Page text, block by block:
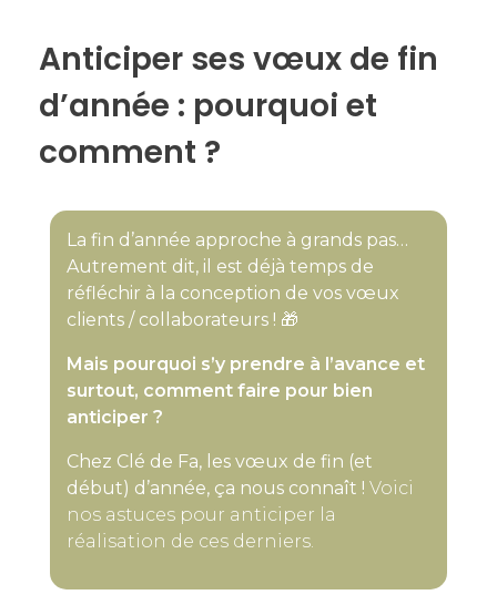
Anticiper ses vœux de fin
d’année : pourquoi et
comment ?
La fin d’année approche à grands pas…
Autrement dit, il est déjà temps de
réfléchir à la conception de vos vœux
clients / collaborateurs ! 🎁
Mais pourquoi s’y prendre à l’avance et
surtout, comment faire pour bien
anticiper ?
Chez Clé de Fa, les vœux de fin (et
début) d’année, ça nous connaît ! Voici
nos astuces pour anticiper la
réalisation de ces derniers.